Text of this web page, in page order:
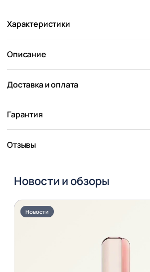
Характеристики
Описание
Доставка и оплата
Гарантия
Отзывы
Новости и обзоры
Новости